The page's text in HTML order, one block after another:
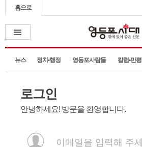
홈으로
뉴스 정치•행정 영등포사람들 칼럼•만평
로그인
안녕하세요! 방문을 환영합니다.